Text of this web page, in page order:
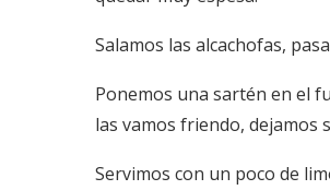
Salamos las alcachofas,
Ponemos una sartén en el
las vamos friendo, dejamos
Servimos con un poco de